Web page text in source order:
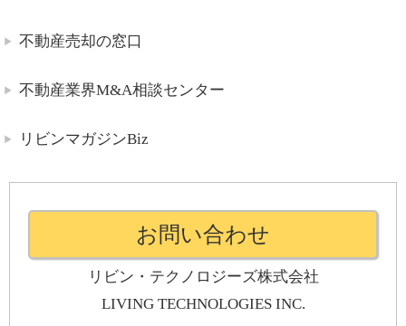
不動産売却の窓口
不動産業界M&A相談センター
リビンマガジンBiz
お問い合わせ
リビン・テクノロジーズ株式会社
LIVING TECHNOLOGIES INC.